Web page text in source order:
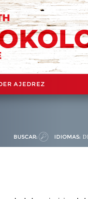
AJEDREZ
BUSCAR: IDIOMAS: